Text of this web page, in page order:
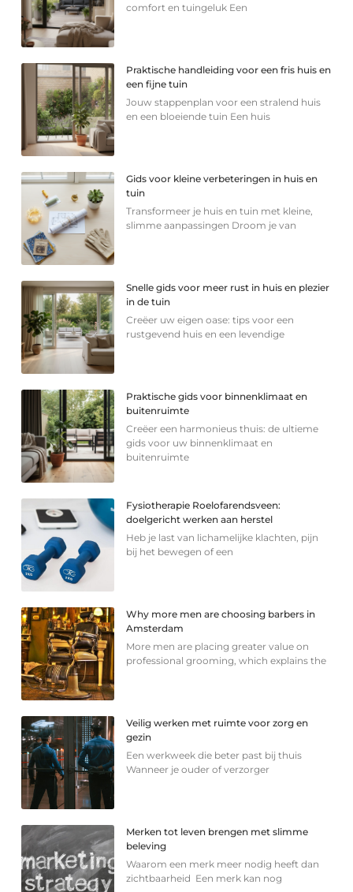
comfort en tuingeluk Een
Praktische handleiding voor een fris huis en
een fijne tuin
Jouw stappenplan voor een stralend huis
en een bloeiende tuin Een huis
Gids voor kleine verbeteringen in huis en
tuin
Transformeer je huis en tuin met kleine,
slimme aanpassingen Droom je van
Snelle gids voor meer rust in huis en plezier
in de tuin
Creëer uw eigen oase: tips voor een
rustgevend huis en een levendige
Praktische gids voor binnenklimaat en
buitenruimte
Creëer een harmonieus thuis: de ultieme
gids voor uw binnenklimaat en
buitenruimte
Fysiotherapie Roelofarendsveen:
doelgericht werken aan herstel
Heb je last van lichamelijke klachten, pijn
bij het bewegen of een
Why more men are choosing barbers in
Amsterdam
More men are placing greater value on
professional grooming, which explains the
Veilig werken met ruimte voor zorg en
gezin
Een werkweek die beter past bij thuis
Wanneer je ouder of verzorger
Merken tot leven brengen met slimme
beleving
Waarom een merk meer nodig heeft dan
zichtbaarheid Een merk kan nog